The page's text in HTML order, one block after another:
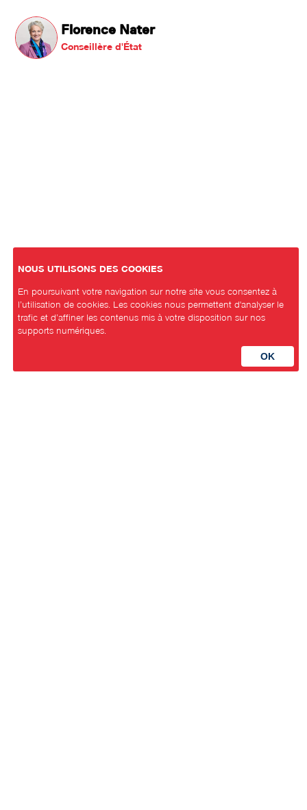
Florence Nater
Conseillère d'État
NOUS UTILISONS DES COOKIES
En poursuivant votre navigation sur notre site vous consentez à
l’utilisation de cookies. Les cookies nous permettent d'analyser le
trafic et d’affiner les contenus mis à votre disposition sur nos
supports numériques.